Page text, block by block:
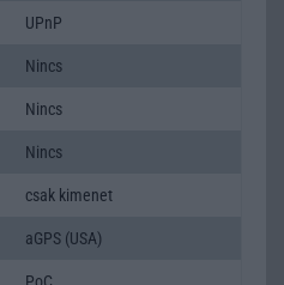
UPnP
Nincs
Nincs
Nincs
csak kimenet
aGPS (USA)
PoC